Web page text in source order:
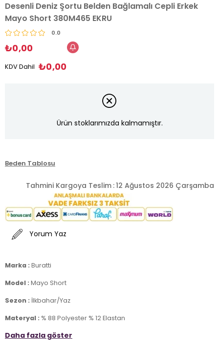
Desenli Deniz Şortu Belden Bağlamalı Cepli Erkek
Mayo Short 380M465 EKRU
0.0
₺0,00
KDV Dahil ₺0,00
Ürün stoklarımızda kalmamıştır.
Beden Tablosu
Tahmini Kargoya Teslim :12 Ağustos 2026 Çarşamba
Yorum Yaz
Marka : Buratti
Model : Mayo Short
Sezon : İlkbahar/Yaz
Materyal : % 88 Polyester % 12 Elastan
Kapama Bilgisi :Belden Bağlamalı
Daha fazla göster